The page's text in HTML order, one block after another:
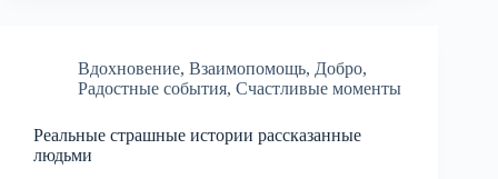
Вдохновение, Взаимопомощь, Добро,
Радостные события, Счастливые моменты
Реальные страшные истории рассказанные
людьми